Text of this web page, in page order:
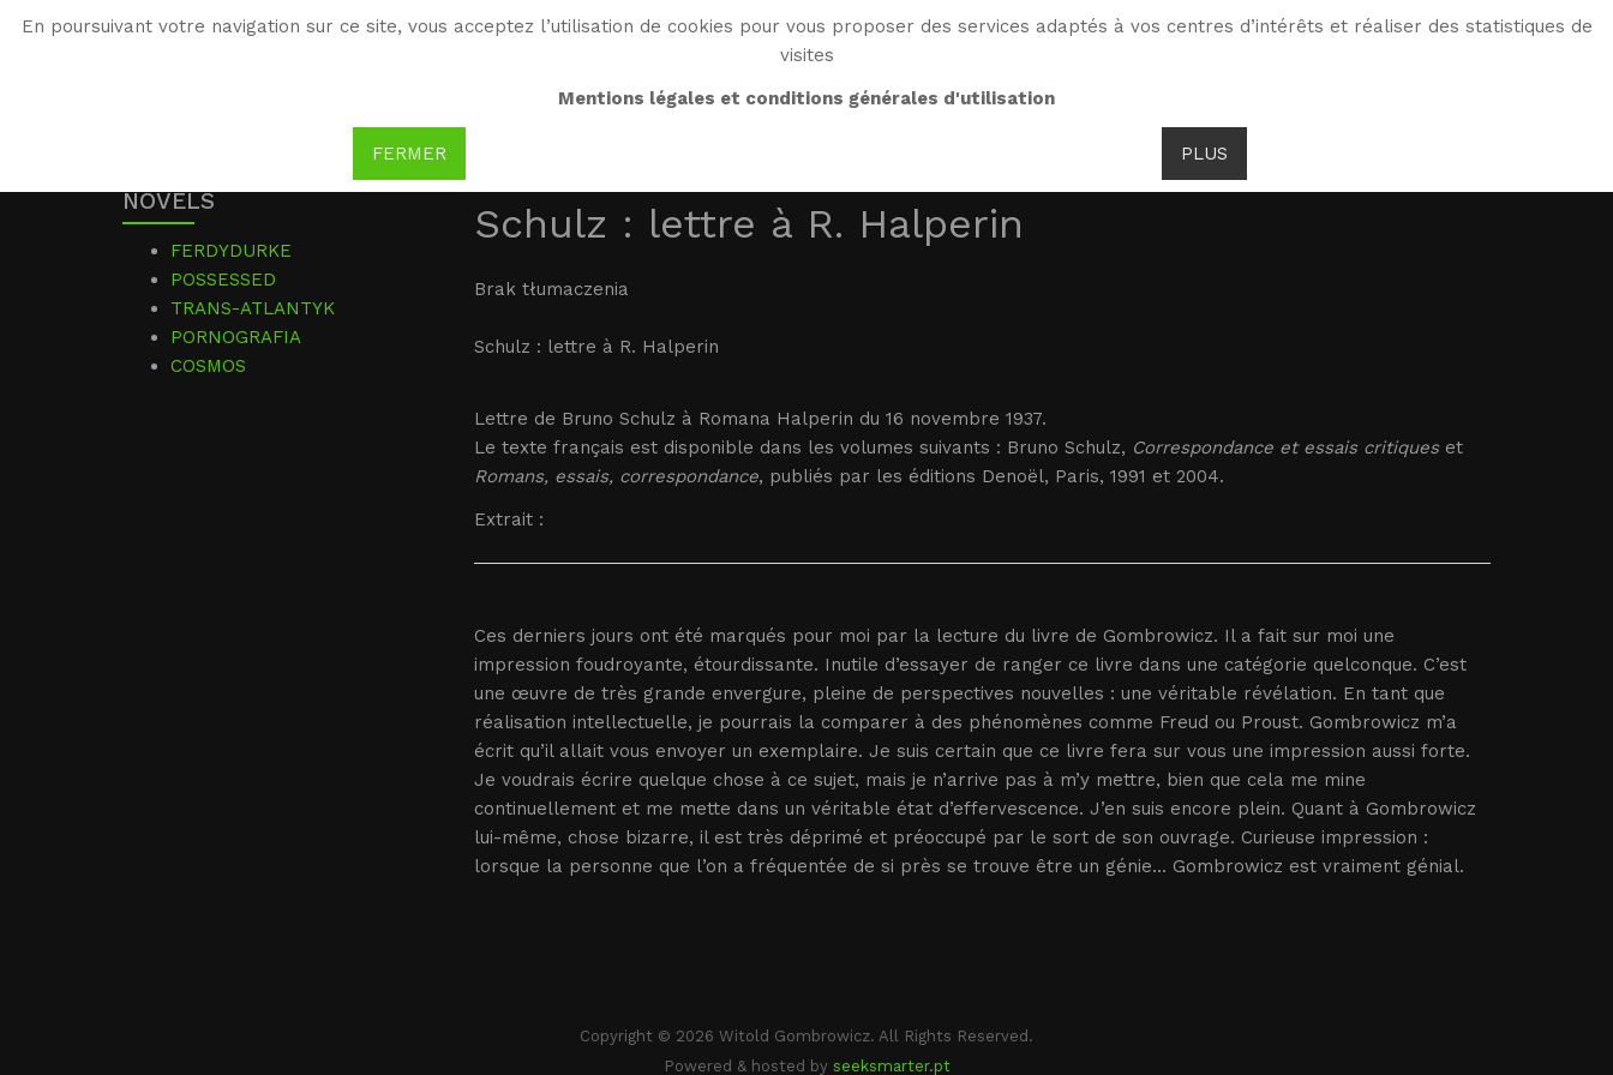
En poursuivant votre navigation sur ce site, vous acceptez l’utilisation de cookies pour vous proposer des services adaptés à vos centres d’intérêts et réaliser des statistiques de
visites
Mentions légales et conditions générales d'utilisation
FERMER PLUS
Schulz : lettre à R. Halperin
Brak tłumaczenia
Schulz : lettre à R. Halperin
Lettre de Bruno Schulz à Romana Halperin du 16 novembre 1937.
Le texte français est disponible dans les volumes suivants : Bruno Schulz, Correspondance et essais critiqueset
Romans, essais, correspondance, publiés par les éditions Denoël, Paris, 1991 et 2004.
Extrait :
Ces derniers jours ont été marqués pour moi par la lecture du livre de Gombrowicz. Il a fait sur moi une
impression foudroyante, étourdissante. Inutile d’essayer de ranger ce livre dans une catégorie quelconque. C’est
une œuvre de très grande envergure, pleine de perspectives nouvelles : une véritable révélation. En tant que
réalisation intellectuelle, je pourrais la comparer à des phénomènes comme Freud ou Proust. Gombrowicz m’a
écrit qu’il allait vous envoyer un exemplaire. Je suis certain que ce livre fera sur vous une impression aussi forte.
Je voudrais écrire quelque chose à ce sujet, mais je n’arrive pas à m’y mettre, bien que cela me mine
continuellement et me mette dans un véritable état d’effervescence. J’en suis encore plein. Quant à Gombrowicz
lui-même, chose bizarre, il est très déprimé et préoccupé par le sort de son ouvrage. Curieuse impression :
lorsque la personne que l’on a fréquentée de si près se trouve être un génie... Gombrowicz est vraiment génial.
NOVELS
FERDYDURKE
POSSESSED
TRANS-ATLANTYK
PORNOGRAFIA
COSMOS
Copyright © 2026 Witold Gombrowicz. All Rights Reserved.
Powered & hosted by seeksmarter.pt